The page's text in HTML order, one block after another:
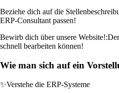
Beziehe dich auf die
ERP-Consultant passen!
Bewirb dich über unsere Website!:
schnell bearbeiten können!
Wie man sich auf ein
✨Verstehe die ERP-Systeme